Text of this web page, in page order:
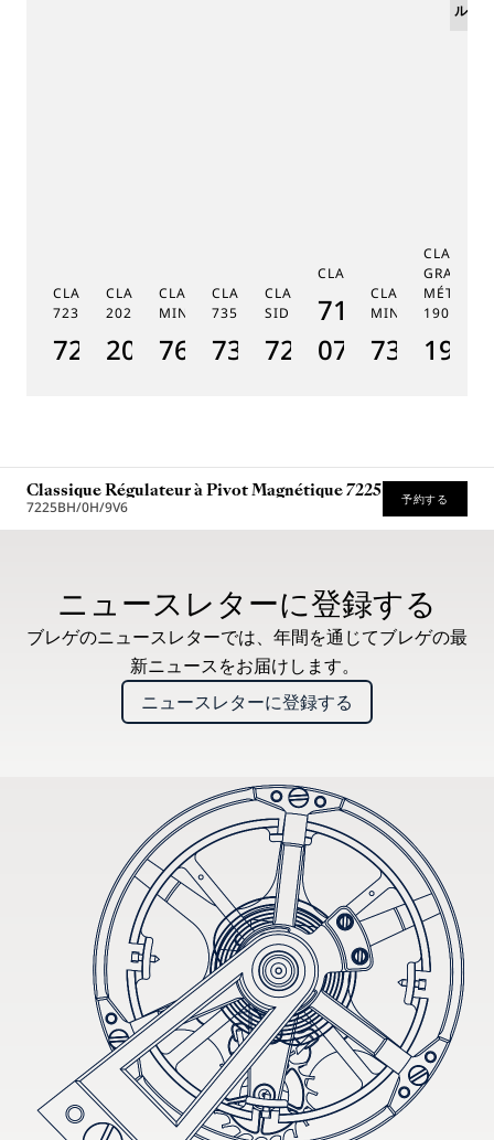
CLASSIQUE PHASE DE LUNE
7235
7235BH/0H/9V6
CLASSIQUE SOUSCRIPTION
2025
2025BH/28/9W6
CLASSIQUE RÉPÉTITION
MINUTES 7637
7637BB/2Y/9ZU
CLASSIQUE TOURBILLON
7357
7357BH/1H/386
CLASSIQUE TOURBILLON
SIDÉRAL 7255
7255PT/2N/9VU
CLASSIQUE 7185
7185BH/159/
07
CLASSIQUE
MINUTES 7365
7365BH/
GRANDE
MÉTIERS
1905
ル
Classique Régulateur à Pivot Magnétique 7225
7225BH/0H/9V6 予約する
ニュースレターに登録する
ブレゲのニュースレターでは、年間を通じてブレゲの最
新ニュースをお届けします。
ニュースレターに登録する